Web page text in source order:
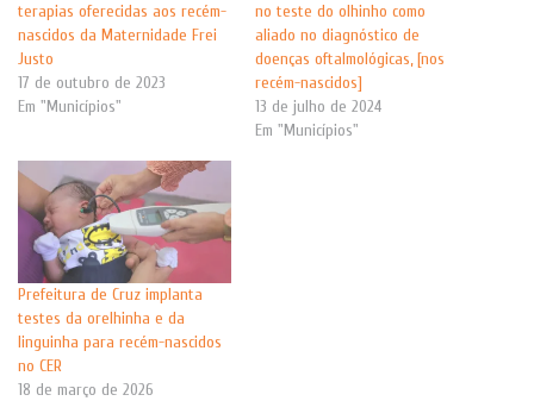
terapias oferecidas aos recém-
nascidos da Maternidade Frei
Justo
17 de outubro de 2023
Em "Municípios"
no teste do olhinho como
aliado no diagnóstico de
doenças oftalmológicas, [nos
recém-nascidos]
13 de julho de 2024
Em "Municípios"
Prefeitura de Cruz implanta
testes da orelhinha e da
linguinha para recém-nascidos
no CER
18 de março de 2026